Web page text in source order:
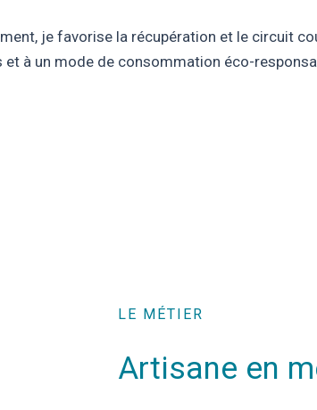
je favorise la récupération et le circuit
à un mode de consommation éco-
LE MÉTIER
Artisane en